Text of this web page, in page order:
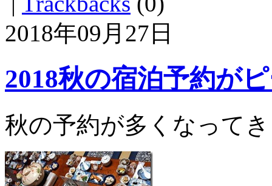
2018年09月27日
2018秋の宿泊予約が
秋の予約が多くなって